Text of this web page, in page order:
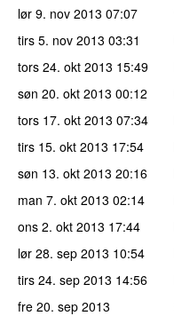
lør 9. nov 2013 07:07
tirs 5. nov 2013 03:31
tors 24. okt 2013 15:49
søn 20. okt 2013 00:12
tors 17. okt 2013 07:34
tirs 15. okt 2013 17:54
søn 13. okt 2013 20:16
man 7. okt 2013 02:14
ons 2. okt 2013 17:44
lør 28. sep 2013 10:54
tirs 24. sep 2013 14:56
fre 20. sep 2013